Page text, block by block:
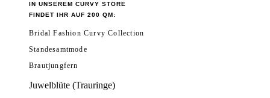
IN UNSEREM CURVY STORE
FINDET IHR AUF 200 QM:
Bridal Fashion Curvy Collection
Standesamtmode
Brautjungfern
Juwelblüte (Trauringe)